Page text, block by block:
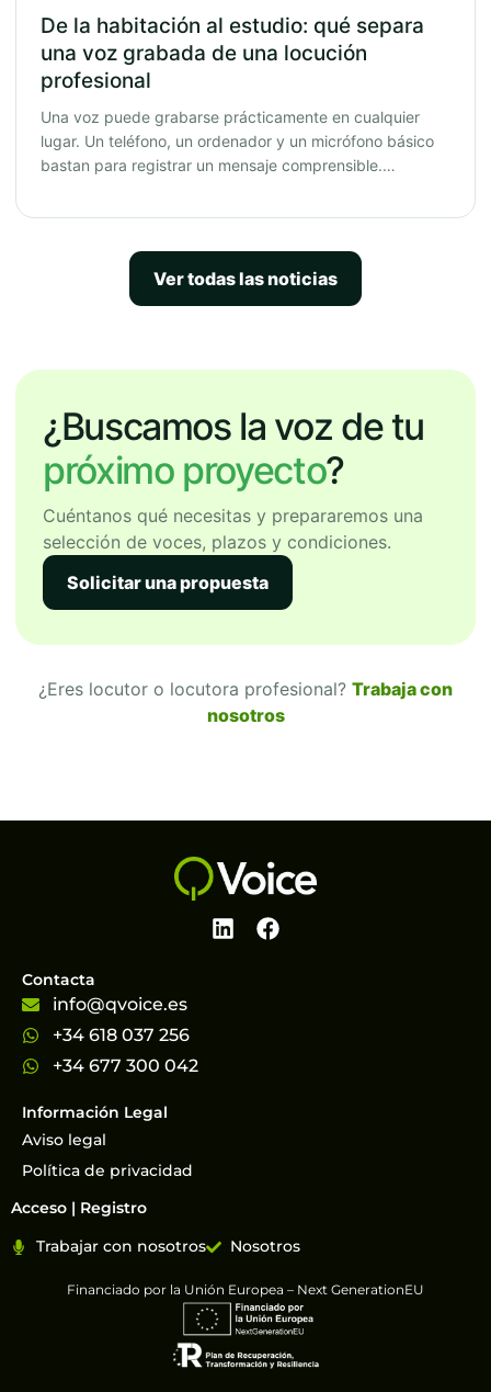
De la habitación al estudio: qué separa
una voz grabada de una locución
profesional
Una voz puede grabarse prácticamente en cualquier
lugar. Un teléfono, un ordenador y un micrófono básico
bastan para registrar un mensaje comprensible.…
Ver todas las noticias
¿Buscamos la voz de tu
próximo proyecto?
Cuéntanos qué necesitas y prepararemos una
selección de voces, plazos y condiciones.
Solicitar una propuesta
¿Eres locutor o locutora profesional? Trabaja con
nosotros
Información Legal
Aviso legal
Política de privacidad
Contacta
info@qvoice.es
+34 618 037 256
+34 677 300 042
Acceso | Registro
Trabajar con nosotros
Nosotros
Financiado por la Unión Europea – Next GenerationEU